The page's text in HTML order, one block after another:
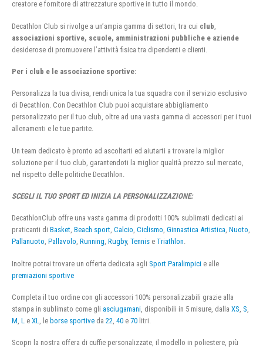
creatore e fornitore di attrezzature sportive in tutto il mondo.
Decathlon Club si rivolge a un’ampia gamma di settori, tra cui club
associazioni sportive, scuole, amministrazioni pubbliche e aziende
desiderose di promuovere l’attività fisica tra dipendenti e clienti.
Per i club e le associazione sportive:
Personalizza la tua divisa, rendi unica la tua squadra con il servizio esclusivo
di Decathlon. Con Decathlon Club puoi acquistare abbigliamento
personalizzato per il tuo club, oltre ad una vasta gamma di accessori per i tuoi
allenamenti e le tue partite.
Un team dedicato è pronto ad ascoltarti ed aiutarti a trovare la miglior
soluzione per il tuo club, garantendoti la miglior qualità prezzo sul mercato,
nel rispetto delle politiche Decathlon.
SCEGLI IL TUO SPORT ED INIZIA LA PERSONALIZZAZIONE:
DecathlonClub offre una vasta gamma di prodotti 100% sublimati dedicati ai
praticanti di Basket, Beach sport, Calcio, Ciclismo, Ginnastica Artistica, Nuoto,
Pallanuoto, Pallavolo, Running, Rugby, Tennis e Triathlon.
Inoltre potrai trovare un offerta dedicata agli Sport Paralimpici e alle
premiazioni sportive
Completa il tuo ordine con gli accessori 100% personalizzabili grazie alla
stampa in sublimato come gli asciugamani , disponibili in 5 misure, dalla XS S
M L e XL , le borse sportive da 22 40 e 70 litri.
Scopri la nostra offera di cuffie personalizzate, il modello in poliestere, più